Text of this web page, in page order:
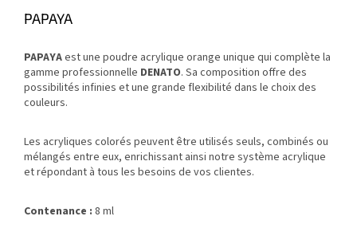
PAPAYA
PAPAYAest une poudre acrylique orange unique qui complète la
gamme professionnelle DENATO. Sa composition offre des
possibilités infinies et une grande flexibilité dans le choix des
couleurs.
Les acryliques colorés peuvent être utilisés seuls, combinés ou
mélangés entre eux, enrichissant ainsi notre système acrylique
et répondant à tous les besoins de vos clientes.
Contenance : 8 ml